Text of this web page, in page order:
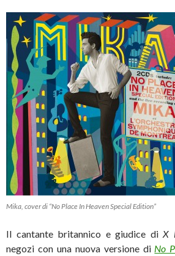
Mika, cover di “No Place In Heaven Special Edition”
Il cantante britannico e giudice di X
negozi con una nuova versione di No